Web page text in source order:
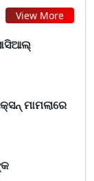
View More
ମାମଲାରେ